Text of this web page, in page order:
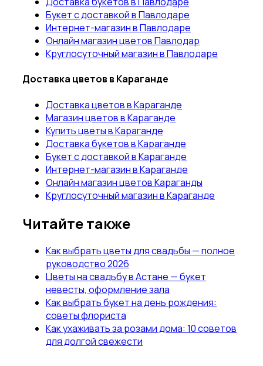
Букет с доставкой в Павлодаре
Интернет-магазин в Павлодаре
Онлайн магазин цветов Павлодар
Круглосуточный магазин в Павлодаре
Доставка цветов в Караганде
Доставка цветов в Караганде
Магазин цветов в Караганде
Купить цветы в Караганде
Доставка букетов в Караганде
Букет с доставкой в Караганде
Интернет-магазин в Караганде
Онлайн магазин цветов Караганды
Круглосуточный магазин в Караганде
Читайте также
Как выбрать цветы для свадьбы — полное
руководство 2026
Цветы на свадьбу в Астане — букет
невесты, оформление зала
Как выбрать букет на день рождения:
советы флориста
Как ухаживать за розами дома: 10 советов
для долгой свежести